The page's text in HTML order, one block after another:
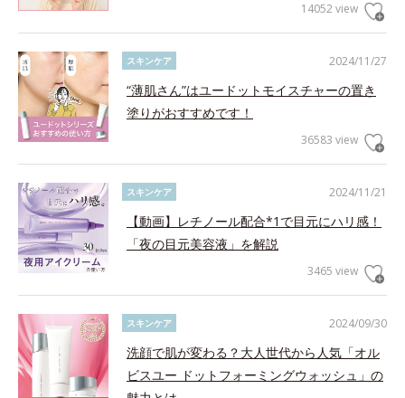
14052 view
2024/11/27
スキンケア
“薄肌さん”はユードットモイスチャーの置き
塗りがおすすめです！
36583 view
2024/11/21
スキンケア
【動画】レチノール配合*1で目元にハリ感！
「夜の目元美容液」を解説
3465 view
2024/09/30
スキンケア
洗顔で肌が変わる？大人世代から人気「オル
ビスユー ドットフォーミングウォッシュ」の